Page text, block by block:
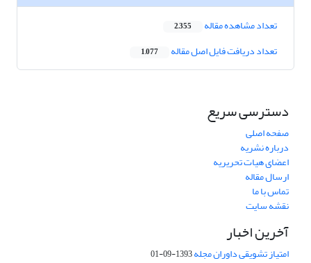
تعداد مشاهده مقاله 2,355
تعداد دریافت فایل اصل مقاله 1,077
دسترسی سریع
صفحه اصلی
درباره نشریه
اعضای هیات تحریریه
ارسال مقاله
تماس با ما
نقشه سایت
آخرین اخبار
امتیاز تشویقی داوران مجله1393-09-01